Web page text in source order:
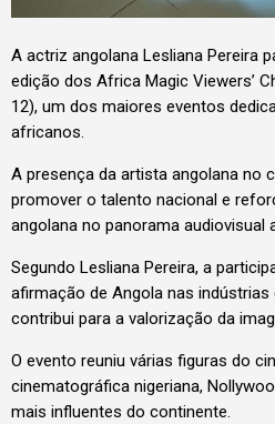
A actriz angolana Lesliana Pereira
edição dos Africa Magic Viewers’
12), um dos maiores eventos
africanos.
A presença da artista angolana no
promover o talento nacional e
angolana no panorama audiovisual
Segundo Lesliana Pereira, a
afirmação de Angola nas
contribui para a valorização da
O evento reuniu várias figuras do
cinematográfica nigeriana,
mais influentes do continente.